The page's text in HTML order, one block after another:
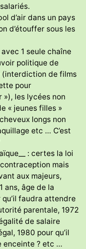
d’air dans un pays
d’étouffer sous les
avec 1 seule chaîne
politique de
(interdiction de films
pour
»), les lycées non
« jeunes filles »
longs non
etc … C’est
: certes la loi
mais
aux majeurs,
ans, âge de la
qu’il faudra attendre
parentale, 1972
de salaire
1980 pour qu’il
enceinte ? etc …